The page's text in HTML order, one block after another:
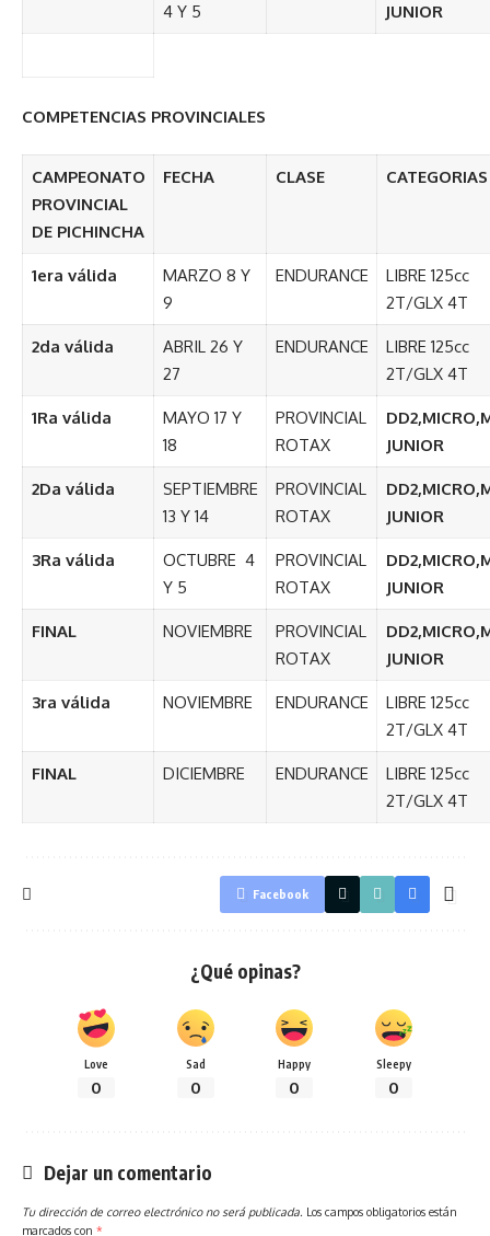
4 Y 5 JUNIOR
COMPETENCIAS PROVINCIALES
CAMPEONATO
PROVINCIAL
DE PICHINCHA
FECHA CLASE CATEGORIAS
1era válida
MARZO 8 Y
9
ENDURANCE
LIBRE 125cc
2T/GLX 4T
2da válida
ABRIL 26 Y
27
ENDURANCE
LIBRE 125cc
2T/GLX 4T
1Ra válida
MAYO 17 Y
18
PROVINCIAL
ROTAX
JUNIOR
2Da válida
SEPTIEMBRE
13 Y 14
PROVINCIAL
ROTAX
JUNIOR
3Ra válida
OCTUBRE 4
Y 5
PROVINCIAL
ROTAX
JUNIOR
FINAL NOVIEMBRE
PROVINCIAL
ROTAX
JUNIOR
3ra válida NOVIEMBRE ENDURANCE
LIBRE 125cc
2T/GLX 4T
FINAL DICIEMBRE ENDURANCE
LIBRE 125cc
2T/GLX 4T
Facebook
¿Qué opinas?
Love
0
Sad
0
Happy
0
Sleepy
0
Dejar un comentario
Tu dirección de correo electrónico no será publicada. Los campos obligatorios están
marcados con *